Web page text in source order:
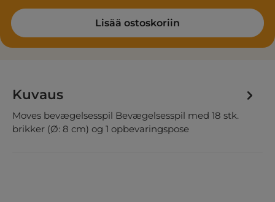
Lisää ostoskoriin
Kuvaus
Moves bevægelsesspil Bevægelsesspil med 18 stk.
brikker (Ø: 8 cm) og 1 opbevaringspose